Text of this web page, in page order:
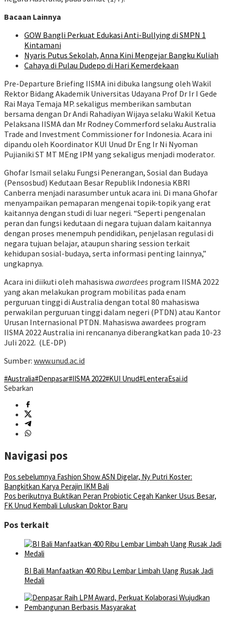
Bacaan Lainnya
GOW Bangli Perkuat Edukasi Anti-Bullying di SMPN 1
Kintamani
Nyaris Putus Sekolah, Anna Kini Mengejar Bangku Kuliah
Cahaya di Pulau Dudepo di Hari Kemerdekaan
Pre-Departure Briefing IISMA ini dibuka langsung oleh Wakil
Rektor Bidang Akademik Universitas Udayana Prof Dr Ir I Gede
Rai Maya Temaja MP. sekaligus memberikan sambutan
bersama dengan Dr Andi Rahadiyan Wijaya selaku Wakil Ketua
Pelaksana IISMA dan Mr Rodney Commerford selaku Australia
Trade and Investment Commissioner for Indonesia. Acara ini
dipandu oleh Koordinator KUI Unud Dr Eng Ir Ni Nyoman
Pujianiki ST MT MEng IPM yang sekaligus menjadi moderator.
Ghofar Ismail selaku Fungsi Penerangan, Sosial dan Budaya
(Pensosbud) Kedutaan Besar Republik Indonesia KBRI
Canberra menjadi narasumber untuk acara ini. Di mana Ghofar
menyampaikan pemaparan mengenai topik-topik yang erat
kaitannya dengan studi di luar negeri. “Seperti pengenalan
peran dan fungsi kedutaan di negara tujuan dalam kaitannya
dengan proses menempuh pendidikan, penjelasan regulasi di
negara tujuan belajar, ataupun sharing session terkait
kehidupan sosial-budaya, serta informasi penting lainnya,”
ungkapnya.
Acara ini diikuti oleh mahasiswa awardees program IISMA 2022
yang akan melakukan program mobilitas pada enam
perguruan tinggi di Australia dengan total 80 mahasiswa
perwakilan perguruan tinggi dalam negeri (PTDN) atau Kantor
Urusan Internasional PTDN. Mahasiswa awardees program
IISMA 2022 Australia ini rencananya diberangkatkan pada 10-23
Juli 2022. (LE-DP)
Sumber: www.unud.ac.id
#Australia#Denpasar#IISMA 2022#KUI Unud#LenteraEsai.id
Sebarkan
Navigasi pos
Pos sebelumnya Fashion Show ASN Digelar, Ny Putri Koster:
Bangkitkan Karya Perajin IKM Bali
Pos berikutnya Buktikan Peran Probiotic Cegah Kanker Usus Besar,
FK Unud Kembali Luluskan Doktor Baru
Pos terkait
BI Bali Manfaatkan 400 Ribu Lembar Limbah Uang Rusak Jadi
Medali